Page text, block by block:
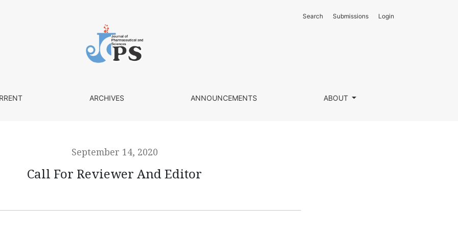
ARCHIVES ANNOUNCEMENTS ABOUT
Search Submissions Login
September 14, 2020
Call For Reviewer And Editor